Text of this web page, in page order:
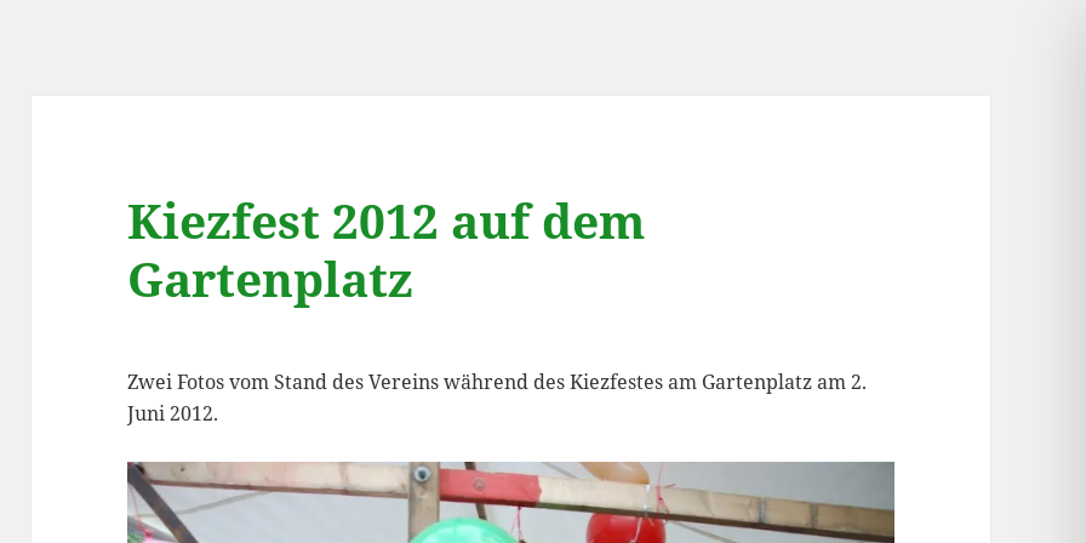
Kiezfest 2012 auf dem
Gartenplatz
Zwei Fotos vom Stand des Vereins während des Kiezfestes am Gartenplatz am 2.
Juni 2012.